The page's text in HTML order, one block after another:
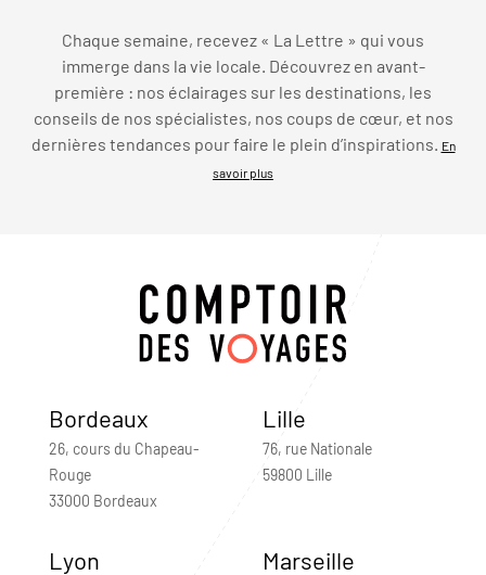
Chaque semaine, recevez « La Lettre » qui vous
immerge dans la vie locale. Découvrez en avant-
première : nos éclairages sur les destinations, les
conseils de nos spécialistes, nos coups de cœur, et nos
dernières tendances pour faire le plein d’inspirations. En
savoir plus
Bordeaux
26, cours du Chapeau-
Rouge
33000 Bordeaux
Lille
76, rue Nationale
59800 Lille
Lyon Marseille